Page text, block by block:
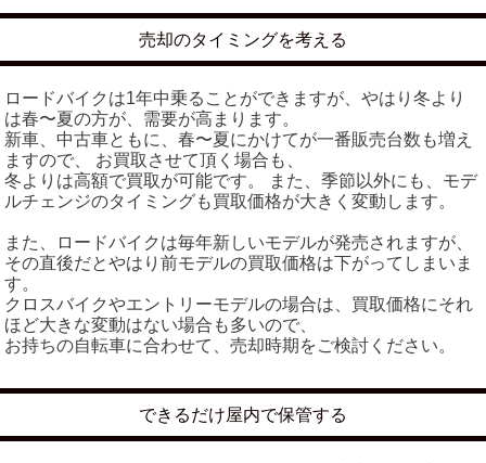
売却のタイミングを考える
ロードバイクは1年中乗ることができますが、やはり冬より
は春〜夏の方が、需要が高まります。
新車、中古車ともに、春〜夏にかけてが一番販売台数も増え
ますので、 お買取させて頂く場合も、
冬よりは高額で買取が可能です。 また、季節以外にも、モデ
ルチェンジのタイミングも買取価格が大きく変動します。
また、ロードバイクは毎年新しいモデルが発売されますが、
その直後だとやはり前モデルの買取価格は下がってしまいま
す。
クロスバイクやエントリーモデルの場合は、買取価格にそれ
ほど大きな変動はない場合も多いので、
お持ちの自転車に合わせて、売却時期をご検討ください。
できるだけ屋内で保管する